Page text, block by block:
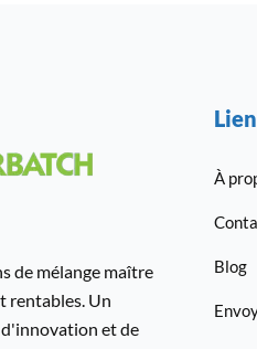
de mélange maître
rentables. Un
et de
À
Blog